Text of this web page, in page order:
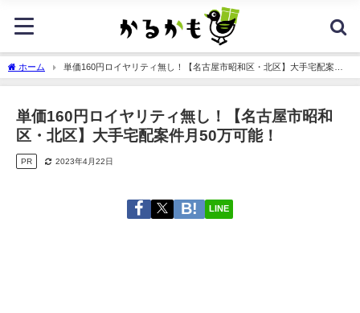
ホーム
単価160円ロイヤリティ無し！【名古屋市昭和区・北区】大手宅配案件
月50万可能！
単価160円ロイヤリティ無し！【名古屋市昭和
区・北区】大手宅配案件月50万可能！
PR 2023年4月22日
LINE